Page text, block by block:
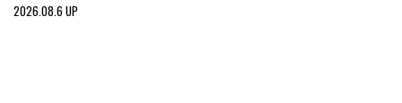
2026.08.6 UP